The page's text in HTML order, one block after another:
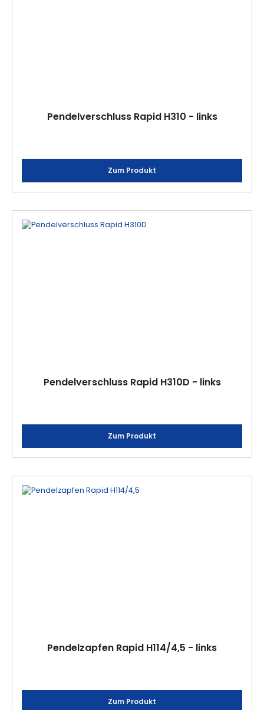
Pendelverschluss Rapid H310 - links
Zum Produkt
Pendelverschluss Rapid H310D - links
Zum Produkt
Pendelzapfen Rapid H114/4,5 - links
Zum Produkt